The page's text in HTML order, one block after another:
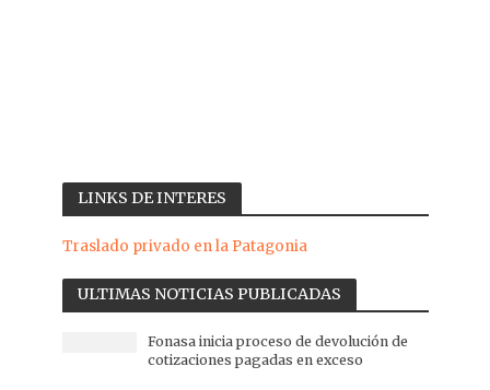
LINKS DE INTERES
Traslado privado en la Patagonia
ULTIMAS NOTICIAS PUBLICADAS
Fonasa inicia proceso de devolución de
cotizaciones pagadas en exceso